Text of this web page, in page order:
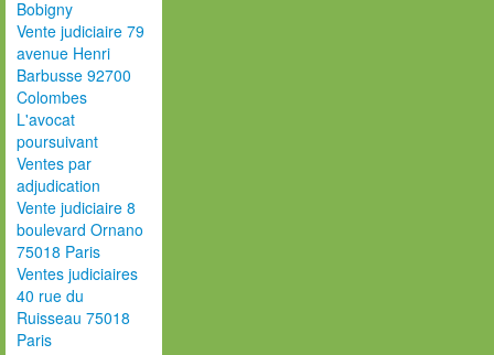
Bobigny
Vente judiciaire 79
avenue Henri
Barbusse 92700
Colombes
L'avocat
poursuivant
Ventes par
adjudication
Vente judiciaire 8
boulevard Ornano
75018 Paris
Ventes judiciaires
40 rue du
Ruisseau 75018
Paris